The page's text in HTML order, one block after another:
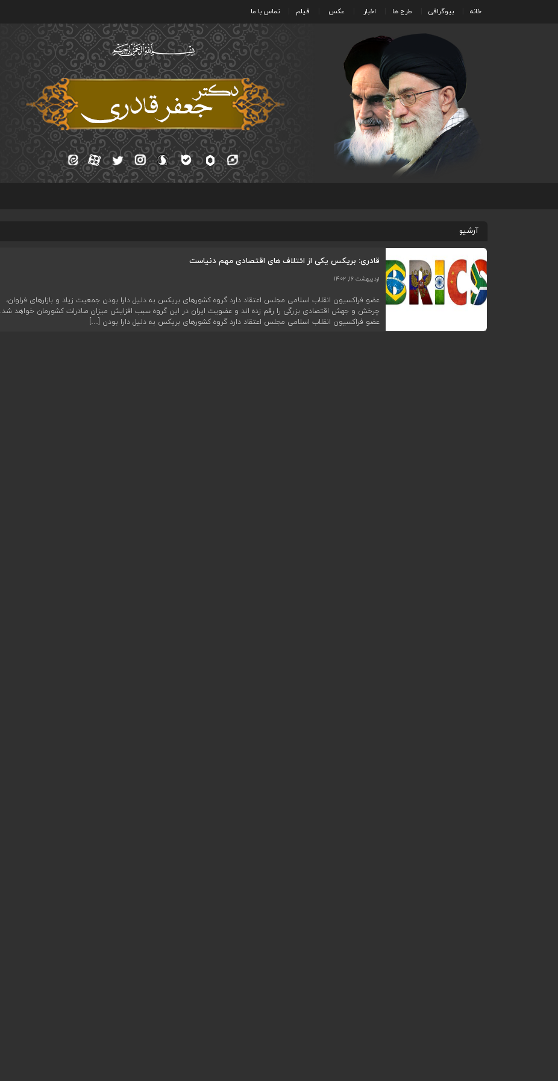
خانه بیوگرافی طرح ها اخبار عکس فیلم تماس با ما
آرشیو
قادری: بریکس یکی از ائتلاف های اقتصادی مهم دنیاست
اردیبهشت ۱۶, ۱۴۰۲
عضو فراکسیون انقلاب اسلامی مجلس اعتقاد دارد گروه کشورهای بریکس به دلیل دارا بودن جمعیت زیاد و بازارهای فراوان،
چرخش و جهش اقتصادی بزرگی را رقم زده اند و عضویت ایران در این گروه سبب افزایش میزان صادرات کشورمان خواهد شد.
عضو فراکسیون انقلاب اسلامی مجلس اعتقاد دارد گروه کشورهای بریکس به دلیل دارا بودن […]